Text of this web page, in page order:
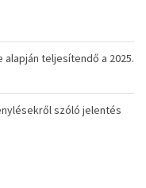
teljesítendő a 2025.
szóló jelentés